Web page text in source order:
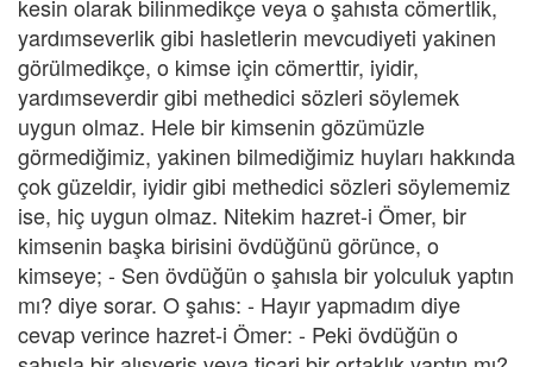
kesin olarak bilinmedikçe veya o şahısta cömertlik,
yardımseverlik gibi hasletlerin mevcudiyeti yakinen
görülmedikçe, o kimse için cömerttir, iyidir,
yardımseverdir gibi methedici sözleri söylemek
uygun olmaz. Hele bir kimsenin gözümüzle
görmediğimiz, yakinen bilmediğimiz huyları hakkında
çok güzeldir, iyidir gibi methedici sözleri söylememiz
ise, hiç uygun olmaz. Nitekim hazret-i Ömer, bir
kimsenin başka birisini övdüğünü görünce, o
kimseye; - Sen övdüğün o şahısla bir yolculuk yaptın
mı? diye sorar. O şahıs: - Hayır yapmadım diye
cevap verince hazret-i Ömer: - Peki övdüğün o